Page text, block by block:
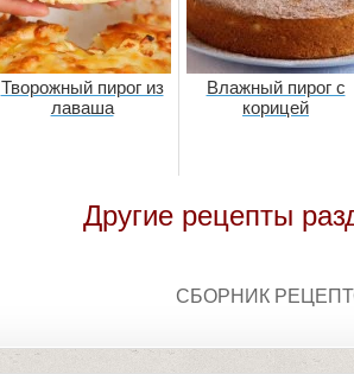
Творожный пирог из
лаваша
Влажный пирог с
корицей
Другие рецепты
СБОРНИК